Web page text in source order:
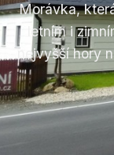
Morávka,
letním i
nejvyšší hory